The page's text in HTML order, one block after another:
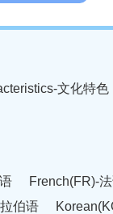
文化特色
French(FR)-
伯语